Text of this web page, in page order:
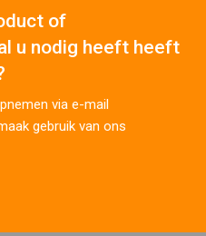
of
u nodig heeft heeft
via e-mail
gebruik van ons